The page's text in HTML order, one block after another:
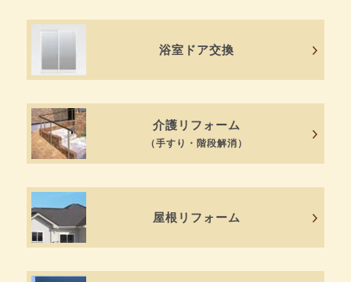
浴室ドア交換
介護リフォーム
（手すり・階段解消）
屋根リフォーム